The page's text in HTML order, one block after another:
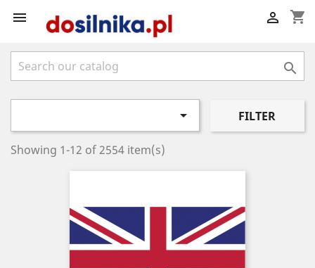
 shopping_cart


 FILTER
Showing 1-12 of 2554 item(s)